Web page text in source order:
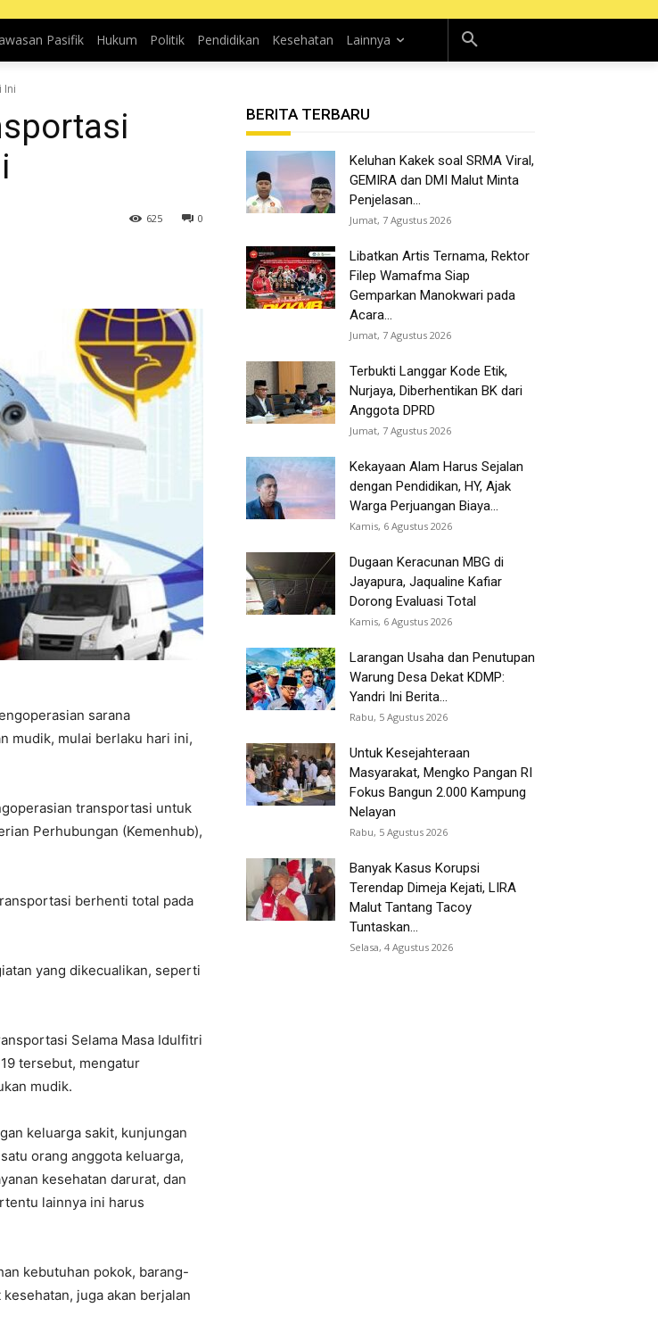
Pasifik Hukum Politik Pendidikan Kesehatan Lainnya
Ini
0
625
sarana
mudik, mulai berlaku hari ini,
transportasi untuk
Perhubungan (Kemenhub),
berhenti total pada
yang dikecualikan, seperti
Selama Masa Idulfitri
tersebut, mengatur
mudik.
keluarga sakit, kunjungan
orang anggota keluarga,
kesehatan darurat, dan
lainnya ini harus
kebutuhan pokok, barang-
juga akan berjalan
BERITA TERBARU
Keluhan Kakek soal SRMA Viral,
GEMIRA dan DMI Malut Minta
Penjelasan...
Jumat, 7 Agustus 2026
Libatkan Artis Ternama, Rektor
Filep Wamafma Siap
Gemparkan Manokwari pada
Acara...
Jumat, 7 Agustus 2026
Terbukti Langgar Kode Etik,
Nurjaya, Diberhentikan BK dari
Anggota DPRD
Jumat, 7 Agustus 2026
Kekayaan Alam Harus Sejalan
dengan Pendidikan, HY, Ajak
Warga Perjuangan Biaya...
Kamis, 6 Agustus 2026
Dugaan Keracunan MBG di
Jayapura, Jaqualine Kafiar
Dorong Evaluasi Total
Kamis, 6 Agustus 2026
Larangan Usaha dan Penutupan
Warung Desa Dekat KDMP:
Yandri Ini Berita...
Rabu, 5 Agustus 2026
Untuk Kesejahteraan
Masyarakat, Mengko Pangan RI
Fokus Bangun 2.000 Kampung
Nelayan
Rabu, 5 Agustus 2026
Banyak Kasus Korupsi
Terendap Dimeja Kejati, LIRA
Malut Tantang Tacoy
Tuntaskan...
Selasa, 4 Agustus 2026